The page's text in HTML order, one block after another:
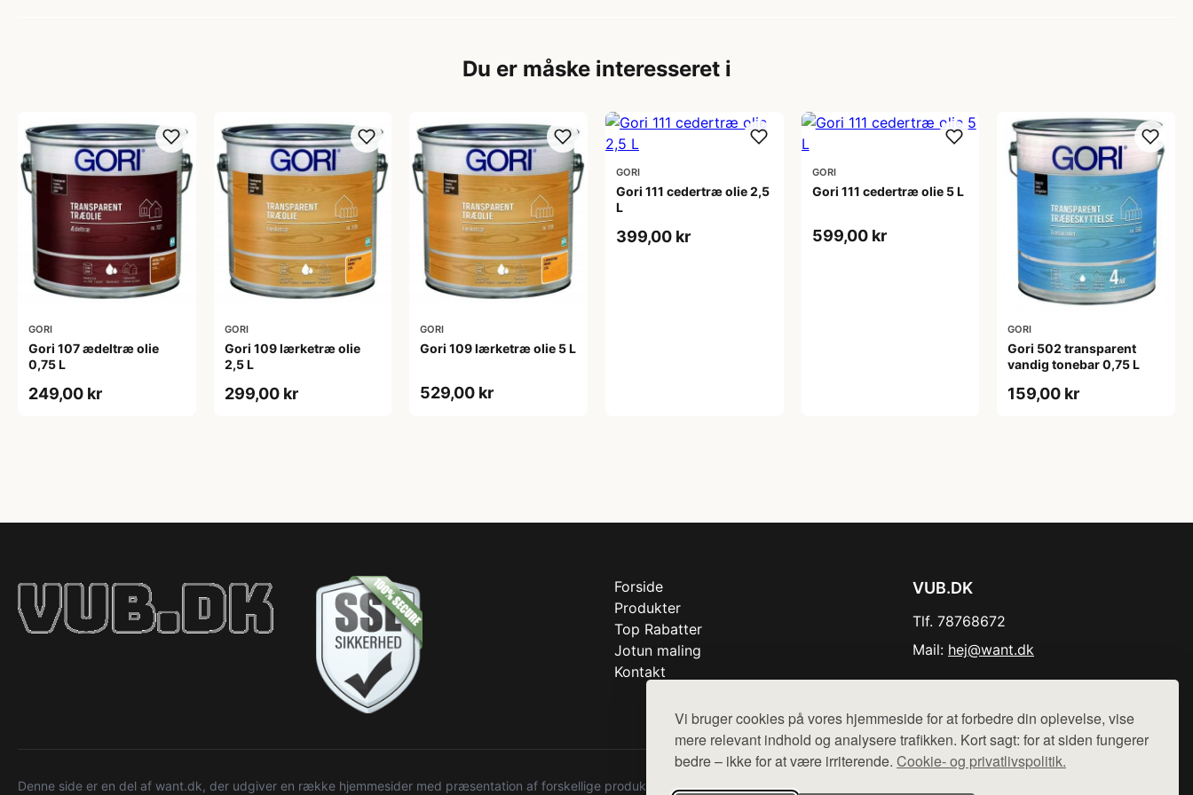
Vi bruger cookies på vores hjemmeside for at forbedre din oplevelse, vise
mere relevant indhold og analysere trafikken. Kort sagt: for at siden fungerer
bedre – ikke for at være irriterende. Cookie- og privatlivspolitik.
Du er måske interesseret i
GORI
Gori 107 ædeltræ olie
0,75 L
249,00 kr
GORI
Gori 109 lærketræ olie
2,5 L
299,00 kr
GORI
Gori 109 lærketræ olie 5 L
529,00 kr
GORI
Gori 111 cedertræ olie 2,5
L
399,00 kr
GORI
Gori 111 cedertræ olie 5 L
599,00 kr
GORI
Gori 502 transparent
vandig tonebar 0,75 L
159,00 kr
Forside
Produkter
Top Rabatter
Jotun maling
Kontakt
VUB.DK
Tlf. 78768672
Mail: hej@want.dk
Denne side er en del af want.dk, der udgiver en række hjemmesider med præsentation af forskellige produkter fra diverse webshops. Der sælges ikke varer fra denne side - vi henviser til de shops,